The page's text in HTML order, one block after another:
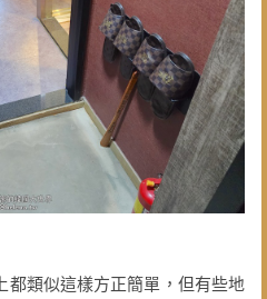
都類似這樣方正簡單，但有些地